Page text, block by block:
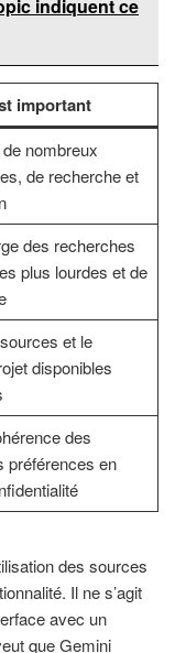
indiquent ce
important
nombreux
de recherche et
des recherches
plus lourdes et de
et le
disponibles
des
préférences en
des sources
Il ne s’agit
avec un
que Gemini